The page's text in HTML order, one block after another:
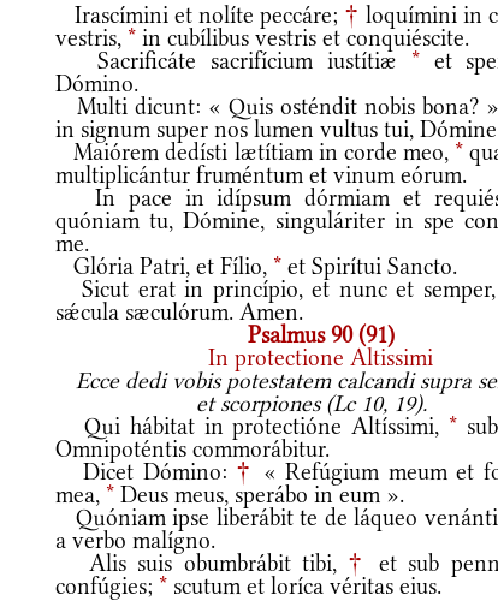
Irascímini et nolíte peccáre; † loquímini in
vestris, * in cubílibus vestris et conquiéscite.
Sacrificáte sacrifícium iustítiæ *et
Dómino.
Multi dicunt: « Quis osténdit nobis bona? »
in signum super nos lumen vultus tui,
Maiórem dedísti lætítiam in corde meo, *
multiplicántur fruméntum et vinum eórum.
In pace in idípsum dórmiam et
quóniam tu, Dómine, singuláriter in spe
me.
Glória Patri, et Fílio, * et Spirítui Sancto.
Sicut erat in princípio, et nunc et semper,
sǽcula sæculórum. Amen.
Psalmus 90 (91)
In protectione Altissimi
Ecce dedi vobis potestatem calcandi supra
et scorpiones (Lc 10, 19).
Qui hábitat in protectióne Altíssimi, *
Omnipoténtis commorábitur.
Dicet Dómino: † « Refúgium meum et
mea, * Deus meus, sperábo in eum ».
Quóniam ipse liberábit te de láqueo
a verbo malígno.
Alis suis obumbrábit tibi, †
et sub
confúgies; * scutum et loríca véritas eius.